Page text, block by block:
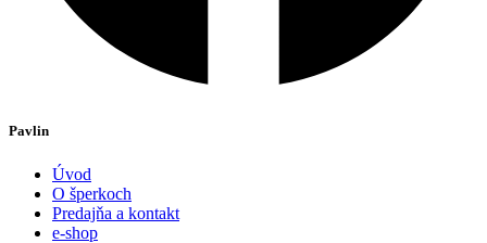
Pavlin
Úvod
O šperkoch
Predajňa a kontakt
e-shop